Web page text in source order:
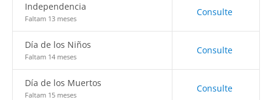
Independencia
Faltam 13 meses
Consulte
Día de los Niños
Faltam 14 meses
Consulte
Día de los Muertos
Faltam 15 meses
Consulte